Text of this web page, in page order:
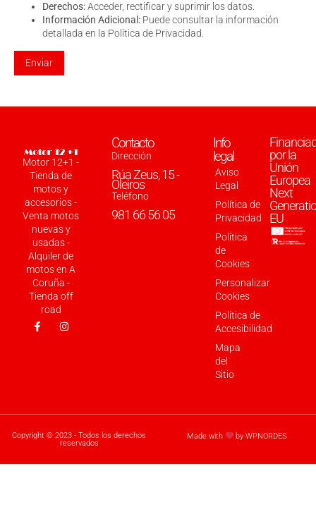
Derechos:Acceder, rectificar y suprimir los datos.
Información Adicional: Puede consultar la información
detallada en la Política de Privacidad.
Motor 12+1 -
Tienda de
motos y
accesorios -
Venta motos
nuevas y
usadas -
Alquiler de
motos en A
Coruña -
Tienda off
road
Contacto
Dirección
Rúa Zeus, 15 -
Oleiros
Teléfono
981 66 56 05
Info
legal
Aviso
Legal
Política de
Privacidad
Política
de
Cookies
Personalizar
Cookies
Política de
Accesibilidad
Mapa
del
Sitio
por la
Unión
Europea
Next
EU
Copyright © 2023 - Todos los derechos
reservados
Made with by WPNORDES